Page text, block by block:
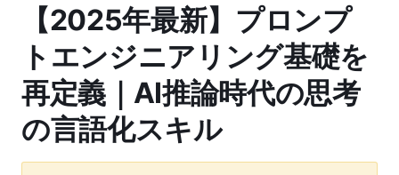
【2025年最新】プロンプ
トエンジニアリング基礎を
再定義｜AI推論時代の思考
の言語化スキル